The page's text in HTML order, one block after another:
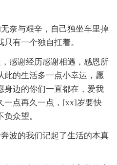
奈与艰辛，自己独坐车里掉
有一个独自扛着。
感谢经历感谢相遇，感恩所
此的生活多一点小幸运，愿
身边的你们一直都在，爱我
一点再久一点，[xx]岁要快
众望。
波的我们记起了生活的本真